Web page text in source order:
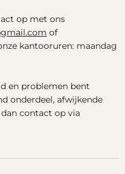
op met ons
of
kantooruren: maandag
en problemen bent
onderdeel, afwijkende
contact op via